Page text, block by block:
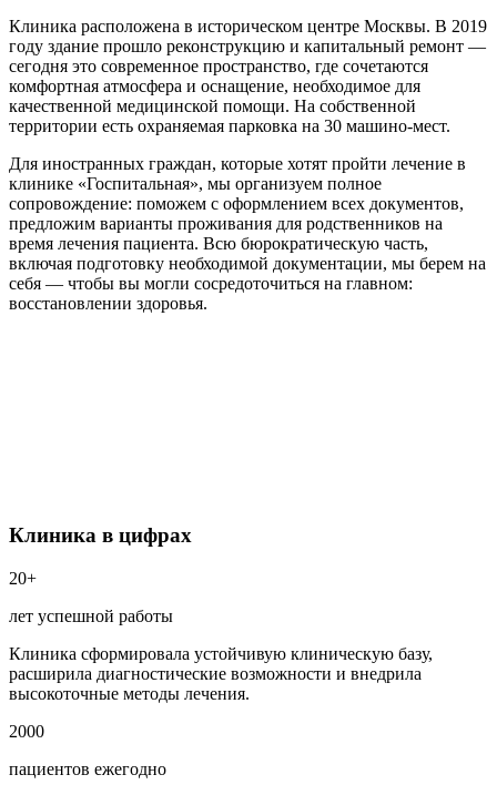
Клиника расположена в историческом центре Москвы. В 2019
году здание прошло реконструкцию и капитальный ремонт —
сегодня это современное пространство, где сочетаются
комфортная атмосфера и оснащение, необходимое для
качественной медицинской помощи. На собственной
территории есть охраняемая парковка на 30 машино‑мест.
Для иностранных граждан, которые хотят пройти лечение в
клинике «Госпитальная», мы организуем полное
сопровождение: поможем с оформлением всех документов,
предложим варианты проживания для родственников на
время лечения пациента. Всю бюрократическую часть,
включая подготовку необходимой документации, мы берем на
себя — чтобы вы могли сосредоточиться на главном:
восстановлении здоровья.
Клиника в цифрах
20+
лет успешной работы
Клиника сформировала устойчивую клиническую базу,
расширила диагностические возможности и внедрила
высокоточные методы лечения.
2000
пациентов ежегодно